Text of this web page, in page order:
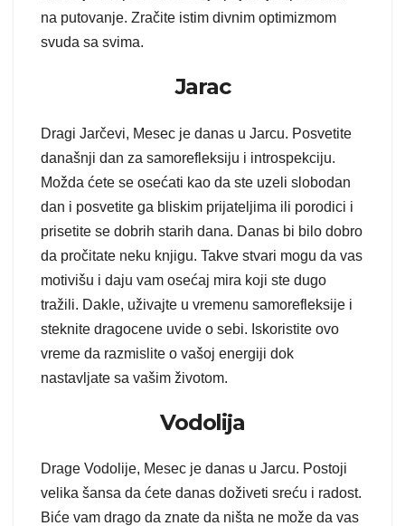
na putovanje. Zračite istim divnim optimizmom
svuda sa svima.
Jarac
Dragi Jarčevi, Mesec je danas u Jarcu. Posvetite
današnji dan za samorefleksiju i introspekciju.
Možda ćete se osećati kao da ste uzeli slobodan
dan i posvetite ga bliskim prijateljima ili porodici i
prisetite se dobrih starih dana. Danas bi bilo dobro
da pročitate neku knjigu. Takve stvari mogu da vas
motivišu i daju vam osećaj mira koji ste dugo
tražili. Dakle, uživajte u vremenu samorefleksije i
steknite dragocene uvide o sebi. Iskoristite ovo
vreme da razmislite o vašoj energiji dok
nastavljate sa vašim životom.
Vodolija
Drage Vodolije, Mesec je danas u Jarcu. Postoji
velika šansa da ćete danas doživeti sreću i radost.
Biće vam drago da znate da ništa ne može da vas